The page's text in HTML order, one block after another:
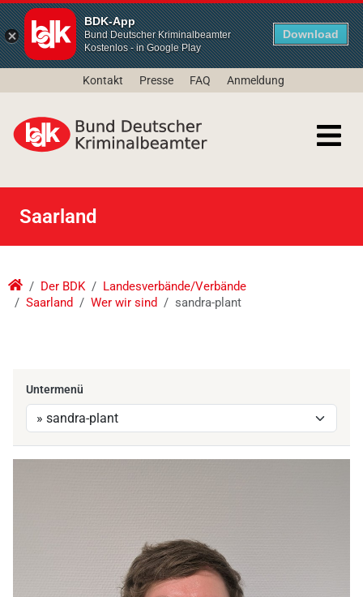
BDK-App
Bund Deutscher Kriminalbeamter
Kostenlos - in Google Play
Download
Kontakt Presse FAQ Anmeldung
Saarland
Der BDK
Landesverbände/Verbände
Saarland
Wer wir sind sandra-plant
Untermenü